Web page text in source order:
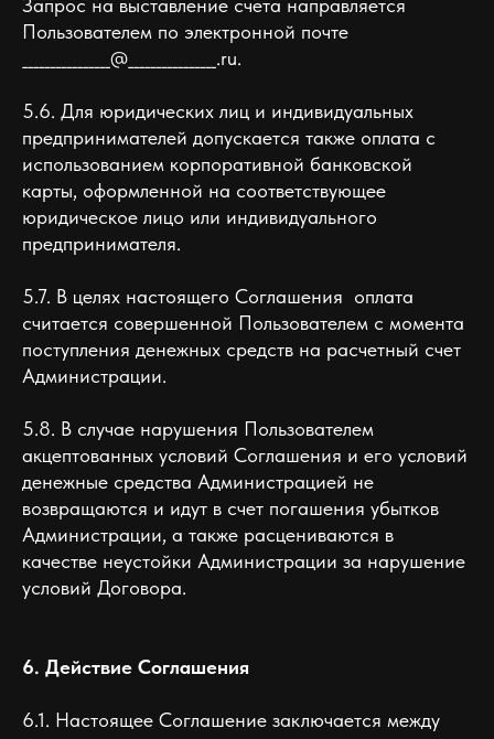
Запрос на выставление счета направляется
Пользователем по электронной почте
________________@________________.ru.
5.6. Для юридических лиц и индивидуальных
предпринимателей допускается также оплата с
использованием корпоративной банковской
карты, оформленной на соответствующее
юридическое лицо или индивидуального
предпринимателя.
5.7. В целях настоящего Соглашения оплата
считается совершенной Пользователем с момента
поступления денежных средств на расчетный счет
Администрации.
5.8. В случае нарушения Пользователем
акцептованных условий Соглашения и его условий
денежные средства Администрацией не
возвращаются и идут в счет погашения убытков
Администрации, а также расцениваются в
качестве неустойки Администрации за нарушение
условий Договора.
6. Действие Соглашения
6.1. Настоящее Соглашение заключается между